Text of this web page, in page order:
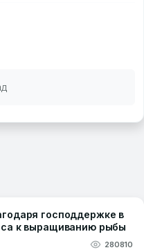
господдержке в
к выращиванию рыбы
280810